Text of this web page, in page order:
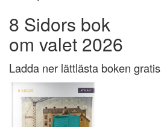
8 Sidors bok
om valet 2026
Ladda ner lättlästa boken gratis